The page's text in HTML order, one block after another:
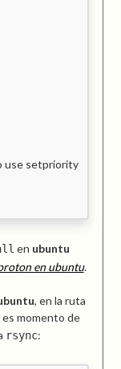
use setpriority
en ubuntu
en ubuntu.
, en la ruta
es momento de
rsync: